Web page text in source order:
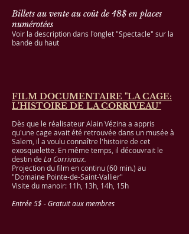
Billets au vente au coût de 48$ en places
numérotées
Voir la description dans l'onglet "Spectacle" sur la
bande du haut
FILM DOCUMENTAIRE "LA CAGE:
L'HISTOIRE DE LA CORRIVEAU"
Dès que le réalisateur Alain Vézina a appris
qu'une cage avait été retrouvée dans un musée à
Salem, il a voulu connaître l'histoire de cet
exosquelette. En même temps, il découvrait le
destin de La Corrivaux.
Projection du film en continu (60 min.) au
"Domaine Pointe-de-Saint-Vallier"
Visite du manoir: 11h, 13h, 14h, 15h
Entrée 5$ - Gratuit aux membres